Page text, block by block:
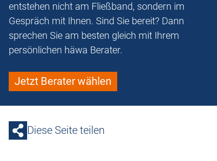
entstehen nicht am Fließband, sondern im
Gespräch mit Ihnen. Sind Sie bereit? Dann
sprechen Sie am besten gleich mit Ihrem
persönlichen häwa Berater.
Jetzt Berater wählen
Diese Seite teilen